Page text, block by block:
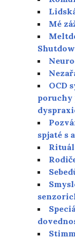
Mé
OCD
poruchy
spjaté s